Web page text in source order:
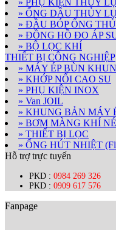
» ỐNG DẦU THỦY
» ĐẦU BÓP ỐNG
» ĐỒNG HỒ ĐO ÁP
» BỘ LỌC KHÍ
THIẾT BỊ CÔNG NGHIỆP
» MÁY ÉP BÙN
» KHỚP NỐI CAO SU
» PHỤ KIỆN INOX
» Van JOIL
» KHUNG BẢN MÁY
» BƠM MÀNG KHÍ
» THIẾT BỊ LỌC
» ỐNG HÚT NHIỆT
Hỗ trợ trực tuyến
PKD : 0984 269 326
PKD : 0909 617 576
Fanpage